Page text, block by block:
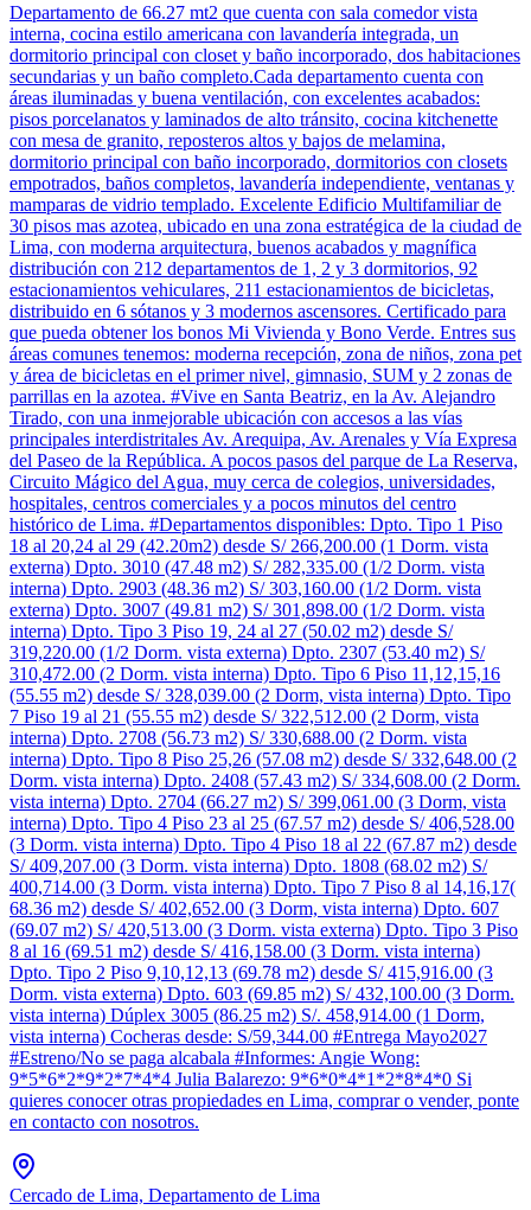
Departamento de 66.27 mt2 que cuenta con sala comedor vista
interna, cocina estilo americana con lavandería integrada, un
dormitorio principal con closet y baño incorporado, dos habitaciones
secundarias y un baño completo.Cada departamento cuenta con
áreas iluminadas y buena ventilación, con excelentes acabados:
pisos porcelanatos y laminados de alto tránsito, cocina kitchenette
con mesa de granito, reposteros altos y bajos de melamina,
dormitorio principal con baño incorporado, dormitorios con closets
empotrados, baños completos, lavandería independiente, ventanas y
mamparas de vidrio templado. Excelente Edificio Multifamiliar de
30 pisos mas azotea, ubicado en una zona estratégica de la ciudad de
Lima, con moderna arquitectura, buenos acabados y magnífica
distribución con 212 departamentos de 1, 2 y 3 dormitorios, 92
estacionamientos vehiculares, 211 estacionamientos de bicicletas,
distribuido en 6 sótanos y 3 modernos ascensores. Certificado para
que pueda obtener los bonos Mi Vivienda y Bono Verde. Entres sus
áreas comunes tenemos: moderna recepción, zona de niños, zona pet
y área de bicicletas en el primer nivel, gimnasio, SUM y 2 zonas de
parrillas en la azotea. #Vive en Santa Beatriz, en la Av. Alejandro
Tirado, con una inmejorable ubicación con accesos a las vías
principales interdistritales Av. Arequipa, Av. Arenales y Vía Expresa
del Paseo de la República. A pocos pasos del parque de La Reserva,
Circuito Mágico del Agua, muy cerca de colegios, universidades,
hospitales, centros comerciales y a pocos minutos del centro
histórico de Lima. #Departamentos disponibles: Dpto. Tipo 1 Piso
18 al 20,24 al 29 (42.20m2) desde S/ 266,200.00 (1 Dorm. vista
externa) Dpto. 3010 (47.48 m2) S/ 282,335.00 (1/2 Dorm. vista
interna) Dpto. 2903 (48.36 m2) S/ 303,160.00 (1/2 Dorm. vista
externa) Dpto. 3007 (49.81 m2) S/ 301,898.00 (1/2 Dorm. vista
interna) Dpto. Tipo 3 Piso 19, 24 al 27 (50.02 m2) desde S/
319,220.00 (1/2 Dorm. vista externa) Dpto. 2307 (53.40 m2) S/
310,472.00 (2 Dorm. vista interna) Dpto. Tipo 6 Piso 11,12,15,16
(55.55 m2) desde S/ 328,039.00 (2 Dorm, vista interna) Dpto. Tipo
7 Piso 19 al 21 (55.55 m2) desde S/ 322,512.00 (2 Dorm, vista
interna) Dpto. 2708 (56.73 m2) S/ 330,688.00 (2 Dorm. vista
interna) Dpto. Tipo 8 Piso 25,26 (57.08 m2) desde S/ 332,648.00 (2
Dorm. vista interna) Dpto. 2408 (57.43 m2) S/ 334,608.00 (2 Dorm.
vista interna) Dpto. 2704 (66.27 m2) S/ 399,061.00 (3 Dorm, vista
interna) Dpto. Tipo 4 Piso 23 al 25 (67.57 m2) desde S/ 406,528.00
(3 Dorm. vista interna) Dpto. Tipo 4 Piso 18 al 22 (67.87 m2) desde
S/ 409,207.00 (3 Dorm. vista interna) Dpto. 1808 (68.02 m2) S/
400,714.00 (3 Dorm. vista interna) Dpto. Tipo 7 Piso 8 al 14,16,17(
68.36 m2) desde S/ 402,652.00 (3 Dorm, vista interna) Dpto. 607
(69.07 m2) S/ 420,513.00 (3 Dorm. vista externa) Dpto. Tipo 3 Piso
8 al 16 (69.51 m2) desde S/ 416,158.00 (3 Dorm. vista interna)
Dpto. Tipo 2 Piso 9,10,12,13 (69.78 m2) desde S/ 415,916.00 (3
Dorm. vista externa) Dpto. 603 (69.85 m2) S/ 432,100.00 (3 Dorm.
vista interna) Dúplex 3005 (86.25 m2) S/. 458,914.00 (1 Dorm,
vista interna) Cocheras desde: S/59,344.00 #Entrega Mayo2027
#Estreno/No se paga alcabala #Informes: Angie Wong:
9*5*6*2*9*2*7*4*4 Julia Balarezo: 9*6*0*4*1*2*8*4*0 Si
quieres conocer otras propiedades en Lima, comprar o vender, ponte
en contacto con nosotros.
Cercado de Lima, Departamento de Lima